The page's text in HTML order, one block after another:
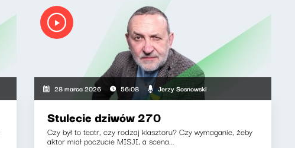
28 marca 2026 56:08 Jerzy Sosnowski
Stulecie dziwów 270
Czy był to teatr, czy rodzaj klasztoru? Czy wymaganie, żeby
aktor miał poczucie MISJI, a scena...